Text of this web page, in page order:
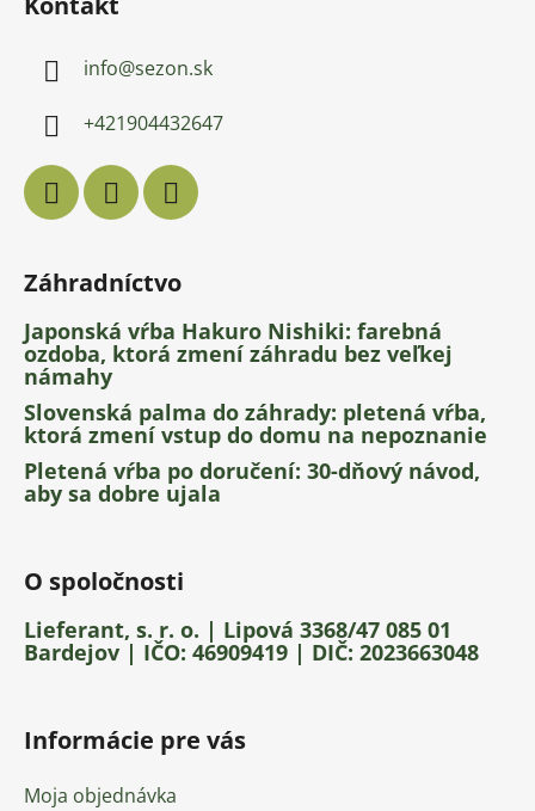
info@sezon.sk
+421904432647
Záhradníctvo
Japonská vŕba Hakuro Nishiki: farebná
ozdoba, ktorá zmení záhradu bez veľkej
námahy
Slovenská palma do záhrady: pletená vŕba,
ktorá zmení vstup do domu na nepoznanie
Pletená vŕba po doručení: 30-dňový návod,
aby sa dobre ujala
O spoločnosti
Lieferant, s. r. o. | Lipová 3368/47 085 01
Bardejov | IČO: 46909419 | DIČ: 2023663048
Informácie pre vás
Moja objednávka